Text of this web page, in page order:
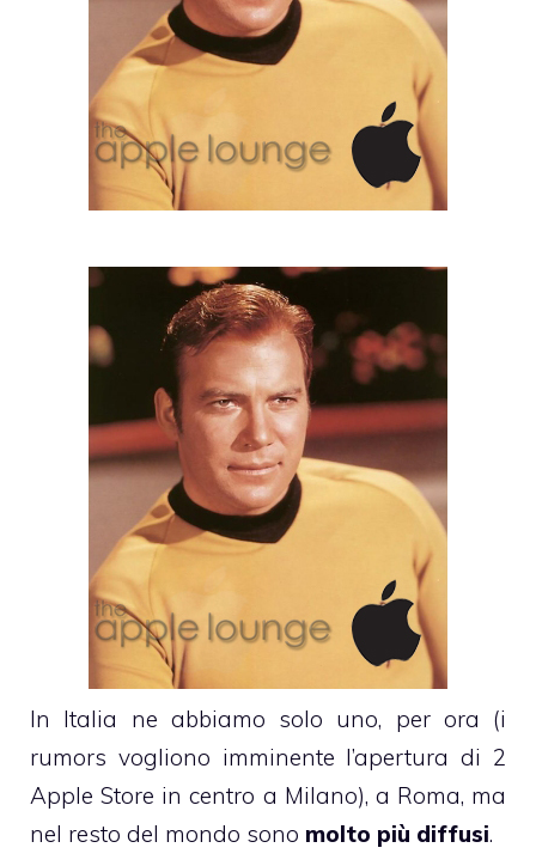
In Italia ne abbiamo solo uno, per ora (i
rumors vogliono imminente l’apertura di 2
Apple Store in centro a Milano), a Roma, ma
nel resto del mondo sono molto più diffusi.